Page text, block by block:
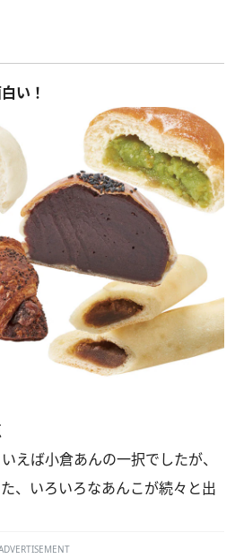
い！
えば小倉あんの一択でしたが、
、いろいろなあんこが続々と出